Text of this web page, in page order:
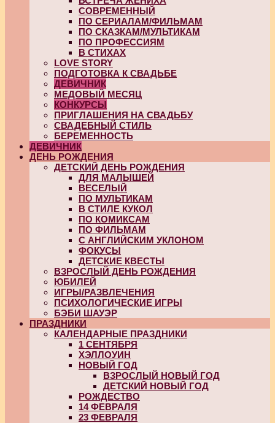
СОВРЕМЕННЫЙ
ПО СЕРИАЛАМ/ФИЛЬМАМ
ПО СКАЗКАМ/МУЛЬТИКАМ
ПО ПРОФЕССИЯМ
В СТИХАХ
LOVE STORY
ПОДГОТОВКА К СВАДЬБЕ
ДЕВИЧНИК
МЕДОВЫЙ МЕСЯЦ
КОНКУРСЫ
ПРИГЛАШЕНИЯ НА СВАДЬБУ
СВАДЕБНЫЙ СТИЛЬ
БЕРЕМЕННОСТЬ
ДЕВИЧНИК
ДЕНЬ РОЖДЕНИЯ
ДЕТСКИЙ ДЕНЬ РОЖДЕНИЯ
ДЛЯ МАЛЫШЕЙ
ВЕСЕЛЫЙ
ПО МУЛЬТИКАМ
В СТИЛЕ КУКОЛ
ПО КОМИКСАМ
ПО ФИЛЬМАМ
С АНГЛИЙСКИМ УКЛОНОМ
ФОКУСЫ
ДЕТСКИЕ КВЕСТЫ
ВЗРОСЛЫЙ ДЕНЬ РОЖДЕНИЯ
ЮБИЛЕЙ
ИГРЫ/РАЗВЛЕЧЕНИЯ
ПСИХОЛОГИЧЕСКИЕ ИГРЫ
БЭБИ ШАУЭР
ПРАЗДНИКИ
КАЛЕНДАРНЫЕ ПРАЗДНИКИ
1 СЕНТЯБРЯ
ХЭЛЛОУИН
НОВЫЙ ГОД
ВЗРОСЛЫЙ НОВЫЙ ГОД
ДЕТСКИЙ НОВЫЙ ГОД
РОЖДЕСТВО
14 ФЕВРАЛЯ
23 ФЕВРАЛЯ